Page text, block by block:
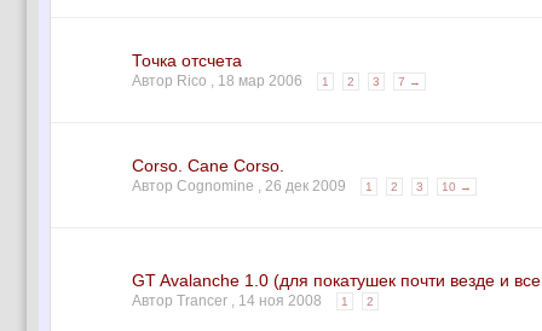
Точка отсчета
Автор Rico , 18 мар 2006 1 2 3 7 →
Corso. Cane Corso.
Автор Cognomine , 26 дек 2009 1 2 3 10 →
GT Avalanche 1.0 (для покатушек почти везде и
Автор Trancer , 14 ноя 2008 1 2